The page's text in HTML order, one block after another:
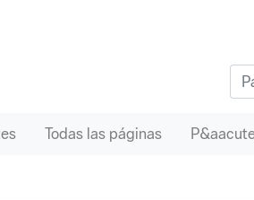
Todas las páginas